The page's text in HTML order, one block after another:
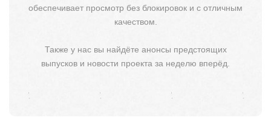
обеспечивает просмотр без блокировок и с отличным
качеством.
Также у нас вы найдёте анонсы предстоящих
выпусков и новости проекта за неделю вперёд.